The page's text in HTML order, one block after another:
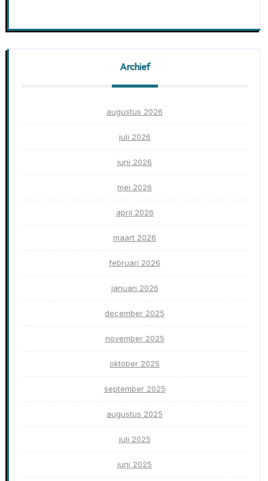
Archief
augustus 2026
juli 2026
juni 2026
mei 2026
april 2026
maart 2026
februari 2026
januari 2026
december 2025
november 2025
oktober 2025
september 2025
augustus 2025
juli 2025
juni 2025